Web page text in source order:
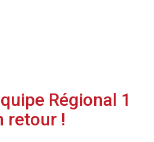
Régional 1
retour !